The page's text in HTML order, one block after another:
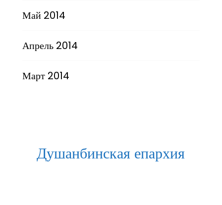
Май 2014
Апрель 2014
Март 2014
Душанбинская епархия